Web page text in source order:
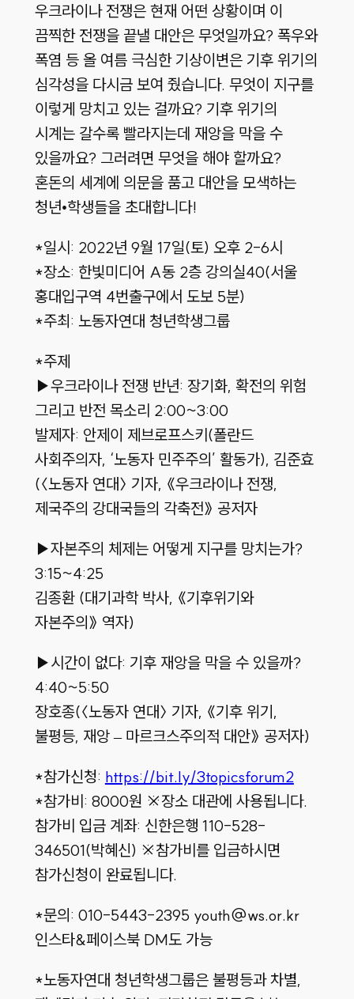
우크라이나 전쟁은 현재 어떤 상황이며 이
끔찍한 전쟁을 끝낼 대안은 무엇일까요? 폭우와
폭염 등 올 여름 극심한 기상이변은 기후 위기의
심각성을 다시금 보여 줬습니다. 무엇이 지구를
이렇게 망치고 있는 걸까요? 기후 위기의
시계는 갈수록 빨라지는데 재앙을 막을 수
있을까요? 그러려면 무엇을 해야 할까요?
혼돈의 세계에 의문을 품고 대안을 모색하는
청년•학생들을 초대합니다!
*일시: 2022년 9월 17일(토) 오후 2-6시
*장소: 한빛미디어 A동 2층 강의실40(서울
홍대입구역 4번출구에서 도보 5분)
*주최: 노동자연대 청년학생그룹
*주제
▶우크라이나 전쟁 반년: 장기화, 확전의 위험
그리고 반전 목소리 2:00~3:00
발제자: 안제이 제브로프스키(폴란드
사회주의자, ‘노동자 민주주의’ 활동가), 김준효
(〈노동자 연대〉 기자, 《우크라이나 전쟁,
제국주의 강대국들의 각축전》 공저자
▶자본주의 체제는 어떻게 지구를 망치는가?
3:15~4:25
김종환 (대기과학 박사, 《기후위기와
자본주의》 역자)
▶시간이 없다: 기후 재앙을 막을 수 있을까?
4:40~5:50
장호종(〈노동자 연대〉 기자, 《기후 위기,
불평등, 재앙 – 마르크스주의적 대안》 공저자)
*참가신청: https://bit.ly/3topicsforum2
*참가비: 8000원 ※장소 대관에 사용됩니다.
참가비 입금 계좌: 신한은행 110-528-
346501(박혜신) ※참가비를 입금하시면
참가신청이 완료됩니다.
*문의: 010-5443-2395 youth@ws.or.kr
인스타&페이스북 DM도 가능
*노동자연대 청년학생그룹은 불평등과 차별,